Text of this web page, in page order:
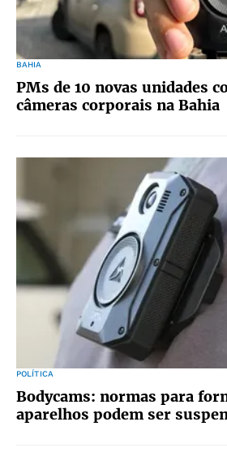
BAHIA
PMs de 10 novas unidades
câmeras corporais na Bahia
POLÍTICA
Bodycams: normas para
aparelhos podem ser